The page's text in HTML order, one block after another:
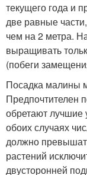
текущего года и
две равные
чем на 2 метра.
выращивать
(побеги
Посадка малины
Предпочтителен
обретают лучшие
обоих случаях
должно
растений
двусторонней